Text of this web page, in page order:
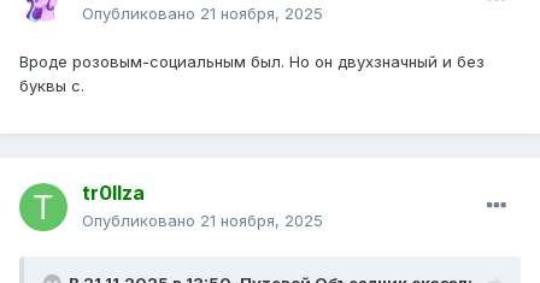
Опубликовано 21 ноября, 2025
Вроде розовым-социальным был. Но он двухзначный и без
буквы с.
tr0llza
Опубликовано 21 ноября, 2025